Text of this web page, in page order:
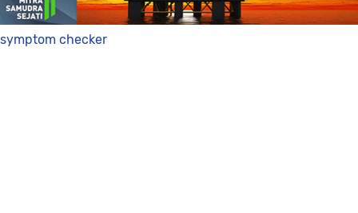
symptom checker